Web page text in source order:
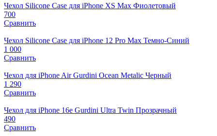
Чехол Silicone Case для iPhone XS Max Фиолетовый
700
Сравнить
Чехол Silicone Case для iPhone 12 Pro Max Темно-Синий
1 000
Сравнить
Чехол для iPhone Air Gurdini Ocean Metalic Черный
1 290
Сравнить
Чехол для iPhone 16e Gurdini Ultra Twin Прозрачный
490
Сравнить